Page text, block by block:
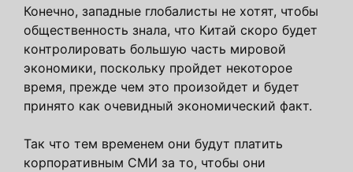
Конечно, западные глобалисты не хотят, чтобы
общественность знала, что Китай скоро будет
контролировать большую часть мировой
экономики, поскольку пройдет некоторое
время, прежде чем это произойдет и будет
принято как очевидный экономический факт.
Так что тем временем они будут платить
корпоративным СМИ за то, чтобы они